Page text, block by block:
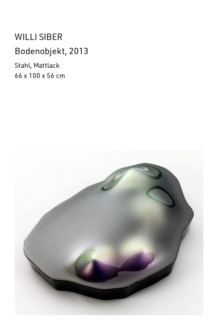
WILLI SIBER
Bodenobjekt, 2013
Stahl, Mattlack
66 x 100 x 56 cm